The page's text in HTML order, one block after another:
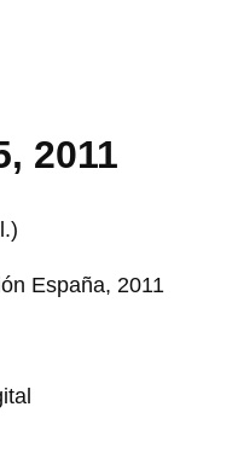
2011
España, 2011